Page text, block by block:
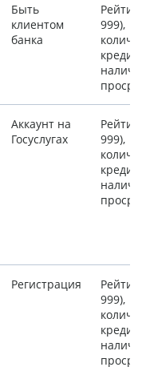
Быть
клиентом
банка
999),
Аккаунт на
Госуслугах
999),
Регистрация
999),